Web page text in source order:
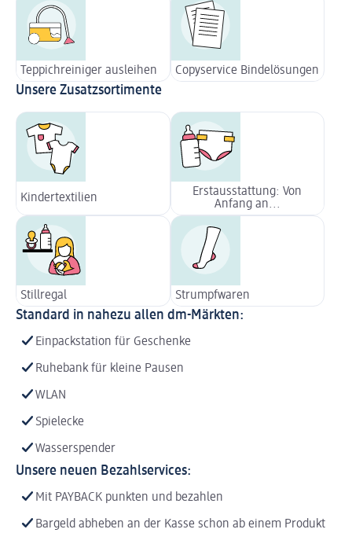
Teppichreiniger ausleihen Copyservice Bindelösungen
Unsere Zusatzsortimente
Kindertextilien
Erstausstattung: Von
Anfang an...
Stillregal Strumpfwaren
Standard in nahezu allen dm-Märkten:
Einpackstation für Geschenke
Ruhebank für kleine Pausen
WLAN
Spielecke
Wasserspender
Unsere neuen Bezahlservices:
Mit PAYBACK punkten und bezahlen
Bargeld abheben an der Kasse schon ab einem Produkt